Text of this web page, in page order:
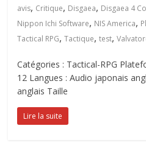
avis, Critique, Disgaea, Disgaea 4
Nippon Ichi Software, NIS America,
Tactical RPG,Tactique,test,
Catégories : Tactical-RPG
12 Langues : Audio japonais
anglais Taille
Lire la suite